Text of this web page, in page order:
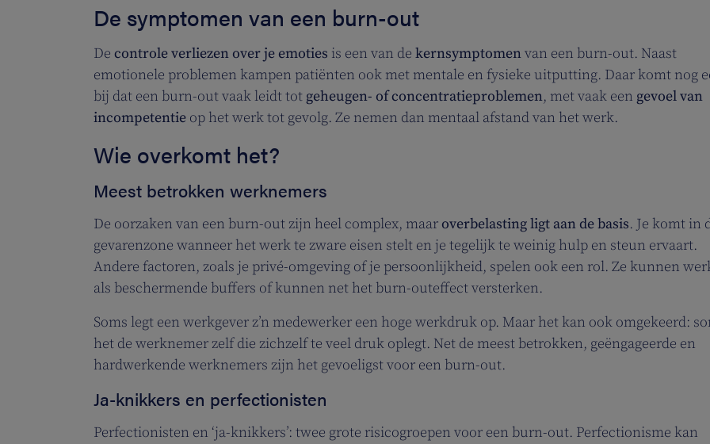
De symptomen van een burn-out
De controle verliezen over je emoties is een van de kernsymptomenvan een burn-out. Naast
emotionele problemen kampen patiënten ook met mentale en fysieke uitputting. Daar komt nog
bij dat een burn-out vaak leidt tot geheugen- of concentratieproblemen, met vaak een gevoel van
incompetentie op het werk tot gevolg. Ze nemen dan mentaal afstand van het werk.
Wie overkomt het?
Meest betrokken werknemers
De oorzaken van een burn-out zijn heel complex, maar overbelasting ligt aan de basis. Je komt in
gevarenzone wanneer het werk te zware eisen stelt en je tegelijk te weinig hulp en steun ervaart.
Andere factoren, zoals je privé-omgeving of je persoonlijkheid, spelen ook een rol. Ze kunnen
als beschermende buffers of kunnen net het burn-outeffect versterken.
Soms legt een werkgever z’n medewerker een hoge werkdruk op. Maar het kan ook omgekeerd:
het de werknemer zelf die zichzelf te veel druk oplegt. Net de meest betrokken, geëngageerde en
hardwerkende werknemers zijn het gevoeligst voor een burn-out.
Ja-knikkers en perfectionisten
Perfectionisten en ‘ja-knikkers’: twee grote risicogroepen voor een burn-out. Perfectionisme kan